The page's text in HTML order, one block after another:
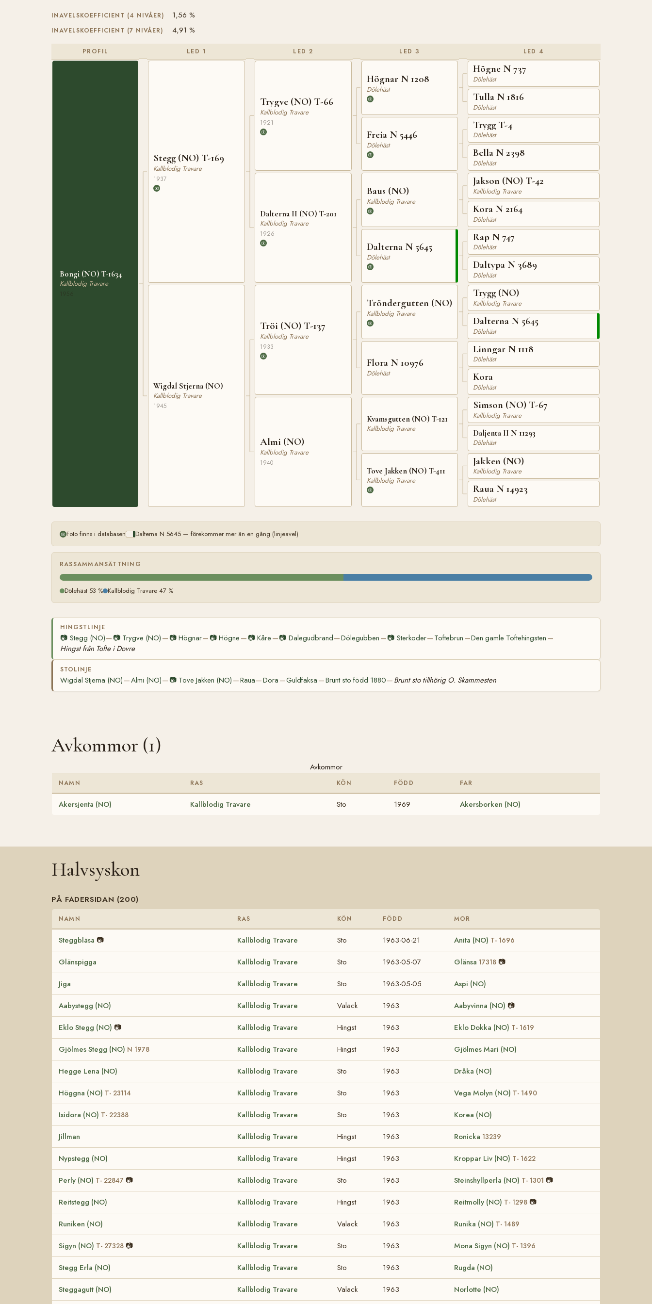
INAVELSKOEFFICIENT (4 NIVÅER) 1,56 %
INAVELSKOEFFICIENT (7 NIVÅER) 4,91 %
PROFIL
Bongi (NO) T-1634
Kallblodig Travare
LED 1
Stegg (NO) T-169
Kallblodig Travare
1937
Wigdal Stjerna (NO)
Kallblodig Travare
1945
LED 2
Trygve (NO) T-66
Kallblodig Travare
1921
Dalterna II (NO) T-201
Kallblodig Travare
1926
Tröi (NO) T-137
Kallblodig Travare
1933
Almi (NO)
Kallblodig Travare
1940
LED 3
Högnar N 1208
Dölehäst
Freia N 5446
Dölehäst
Baus (NO)
Kallblodig Travare
Dalterna N 5645
Dölehäst
Tröndergutten (NO)
Kallblodig Travare
Flora N 10976
Dölehäst
Kvamsgutten (NO) T-121
Kallblodig Travare
Tove Jakken (NO) T-411
Kallblodig Travare
LED 4
Högne N 737
Dölehäst
Tulla N 1816
Dölehäst
Trygg T-4
Dölehäst
Bella N 2398
Dölehäst
Jakson (NO) T-42
Kallblodig Travare
Kora N 2164
Dölehäst
Rap N 747
Dölehäst
Daltypa N 3689
Dölehäst
Trygg (NO)
Kallblodig Travare
Dalterna N 5645
Dölehäst
Linngar N 1118
Dölehäst
Kora
Dölehäst
Simson (NO) T-67
Kallblodig Travare
Daljenta II N 11293
Dölehäst
Jakken (NO)
Kallblodig Travare
Raua N 14923
Dölehäst
Foto finns i databasen Dalterna N 5645 — förekommer mer än en gång (linjeavel)
RASSAMMANSÄTTNING
Dölehäst 53 % Kallblodig Travare 47 %
HINGSTLINJE
📷 Stegg (NO)— 📷 Trygve (NO) — 📷 Högnar— 📷 Högne — 📷Kåre —📷 Dalegudbrand—Dölegubben —📷 Sterkoder— Toftebrun —Den gamle Toftehingsten —
Hingst från Tofte i Dovre
STOLINJE
Wigdal Stjerna (NO) —Almi (NO)— 📷 Tove Jakken (NO) —Raua—Dora —Guldfaksa —Brunt sto född 1880— Brunt sto tillhörig O. Skammesten
Avkommor (1)
Avkommor
NAMN RAS KÖN FÖDD FAR
Akersjenta (NO) Kallblodig Travare Sto 1969 Akersborken (NO)
Halvsyskon
PÅ FADERSIDAN (200)
NAMN RAS KÖN FÖDD MOR
Steggbläsa 📷 Kallblodig Travare Sto 1963-06-21 Anita (NO) T- 1696
Glänspigga Kallblodig Travare Sto 1963-05-07 Glänsa 17318 📷
Jiga Kallblodig Travare Sto 1963-05-05 Aspi (NO)
Aabystegg (NO) Kallblodig Travare Valack 1963 Aabyvinna (NO) 📷
Eklo Stegg (NO) 📷 Kallblodig Travare Hingst 1963 Eklo Dokka (NO) T- 1619
Gjölmes Stegg (NO) N 1978 Kallblodig Travare Hingst 1963 Gjölmes Mari (NO)
Hegge Lena (NO) Kallblodig Travare Sto 1963 Dråka (NO)
Höggna (NO) T- 23114 Kallblodig Travare Sto 1963 Vega Molyn (NO) T- 1490
Isidora (NO) T- 22388 Kallblodig Travare Sto 1963 Korea (NO)
Jillman Kallblodig Travare Hingst 1963 Ronicka 13239
Nypstegg (NO) Kallblodig Travare Hingst 1963 Kroppar Liv (NO) T- 1622
Perly (NO) T- 22847 📷 Kallblodig Travare Sto 1963 Steinshyllperla (NO) T- 1301 📷
Reitstegg (NO) Kallblodig Travare Hingst 1963 Reitmolly (NO) T- 1298 📷
Runiken (NO) Kallblodig Travare Valack 1963 Runika (NO) T- 1489
Sigyn (NO) T- 27328 📷 Kallblodig Travare Sto 1963 Mona Sigyn (NO) T- 1396
Stegg Erla (NO) Kallblodig Travare Sto 1963 Rugda (NO)
Steggagutt (NO) Kallblodig Travare Valack 1963 Norlotte (NO)